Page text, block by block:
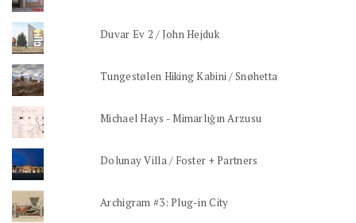
Duvar Ev 2 / John Hejduk
Tungestølen Hiking Kabini / Snøhetta
Michael Hays - Mimarlığın Arzusu
Dolunay Villa / Foster + Partners
Archigram #3: Plug-in City